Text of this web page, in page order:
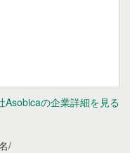
Asobicaの企業詳細を見る
/